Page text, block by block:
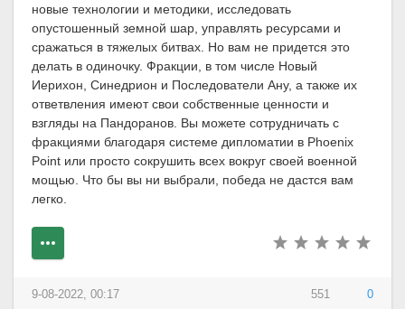
новые технологии и методики, исследовать
опустошенный земной шар, управлять ресурсами и
сражаться в тяжелых битвах. Но вам не придется это
делать в одиночку. Фракции, в том числе Новый
Иерихон, Синедрион и Последователи Ану, а также их
ответвления имеют свои собственные ценности и
взгляды на Пандоранов. Вы можете сотрудничать с
фракциями благодаря системе дипломатии в Phoenix
Point или просто сокрушить всех вокруг своей военной
мощью. Что бы вы ни выбрали, победа не дастся вам
легко.
551 0
9-08-2022, 00:17